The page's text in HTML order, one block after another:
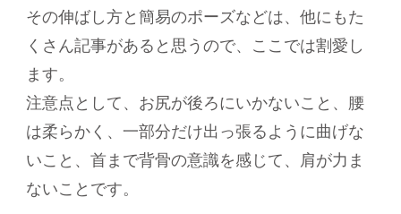
その伸ばし方と簡易のポーズなどは、他にもた
くさん記事があると思うので、ここでは割愛し
ます。
注意点として、お尻が後ろにいかないこと、腰
は柔らかく、一部分だけ出っ張るように曲げな
いこと、首まで背骨の意識を感じて、肩が力ま
ないことです。